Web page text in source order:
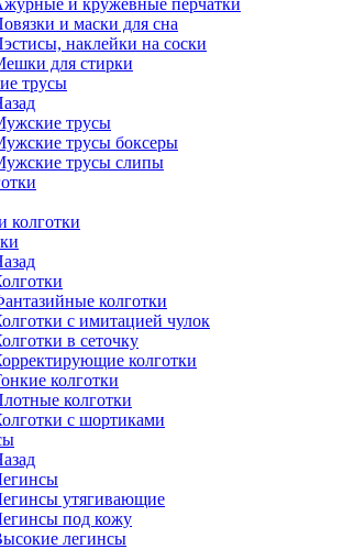
и кружевные перчатки
и маски для сна
наклейки на соски
для стирки
трусы
трусы
трусы боксеры
трусы слипы
колготки
колготки
с имитацией чулок
в сеточку
колготки
колготки
колготки
с шортиками
утягивающие
под кожу
легинсы